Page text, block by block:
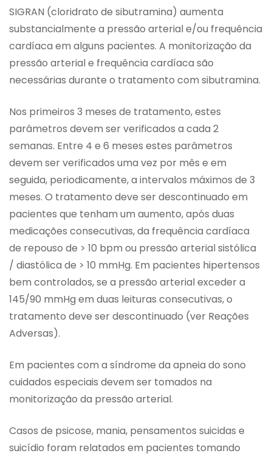
SIGRAN (cloridrato de sibutramina) aumenta
substancialmente a pressão arterial e/ou frequência
cardíaca em alguns pacientes. A monitorização da
pressão arterial e frequência cardíaca são
necessárias durante o tratamento com sibutramina.
Nos primeiros 3 meses de tratamento, estes
parâmetros devem ser verificados a cada 2
semanas. Entre 4 e 6 meses estes parâmetros
devem ser verificados uma vez por mês e em
seguida, periodicamente, a intervalos máximos de 3
meses. O tratamento deve ser descontinuado em
pacientes que tenham um aumento, após duas
medicações consecutivas, da frequência cardíaca
de repouso de > 10 bpm ou pressão arterial sistólica
/ diastólica de > 10 mmHg. Em pacientes hipertensos
bem controlados, se a pressão arterial exceder a
145/90 mmHg em duas leituras consecutivas, o
tratamento deve ser descontinuado (ver Reações
Adversas).
Em pacientes com a síndrome da apneia do sono
cuidados especiais devem ser tomados na
monitorização da pressão arterial.
Casos de psicose, mania, pensamentos suicidas e
suicídio foram relatados em pacientes tomando